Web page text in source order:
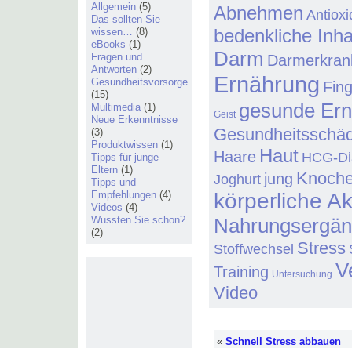
Allgemein (5)
Das sollten Sie
wissen… (8)
eBooks (1)
Fragen und
Antworten (2)
Gesundheitsvorsorge
(15)
Multimedia (1)
Neue Erkenntnisse
(3)
Produktwissen (1)
Tipps für junge
Eltern (1)
Tipps und
Empfehlungen (4)
Videos (4)
Wussten Sie schon?
(2)
Abnehmen
bedenkliche
Darm
Ernährung
Geist gesunde
Haare Haut HCG-
Joghurt jung
körperliche
Stoffwechsel Stress
Training Untersuchung
Video
« Schnell Stress abbauen